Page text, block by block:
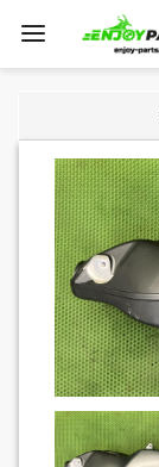
Toggle
navigation